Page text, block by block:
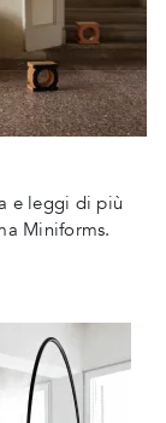
e leggi di più
Miniforms.